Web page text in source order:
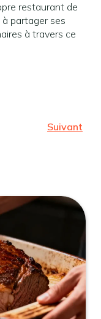
restaurant de
à partager ses
à travers ce
Suivant